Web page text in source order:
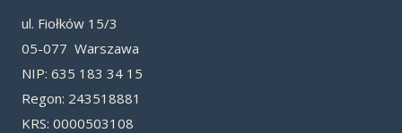
ul. Fiołków 15/3
05-077 Warszawa
NIP: 635 183 34 15
Re­gon: 243518881
KRS: 0000503108